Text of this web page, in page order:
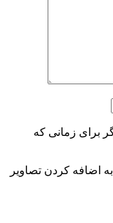
برای زمانی که
اضافه کردن تصاویر